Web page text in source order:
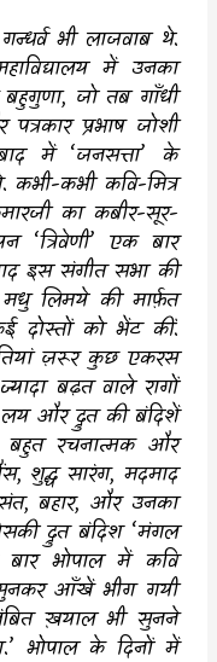
भी लाजवाब थे.
में उनका
बहुगुणा, जो तब गाँधी
प्रभाष जोशी
में ‘जनसत्ता’ के
कभी कवि-मित्र
का कबीर-सूर-
‘त्रिवेणी’ एक बार
इस संगीत सभा की
मधु लिमये की मार्फ़त
दोस्तों को भेंट कीं.
ज़रूर कुछ एकरस
बढ़त वाले रागों
और द्रुत की बंदिशें
बहुत रचनात्मक और
, शुद्ध सारंग, मदमाद
,बहार, और उनका
द्रुत बंदिश‘मंगल
बार भोपाल में कवि
सुनकर आँखें भीग गयी
ख़याल भी सुनने
’भोपाल के दिनों में